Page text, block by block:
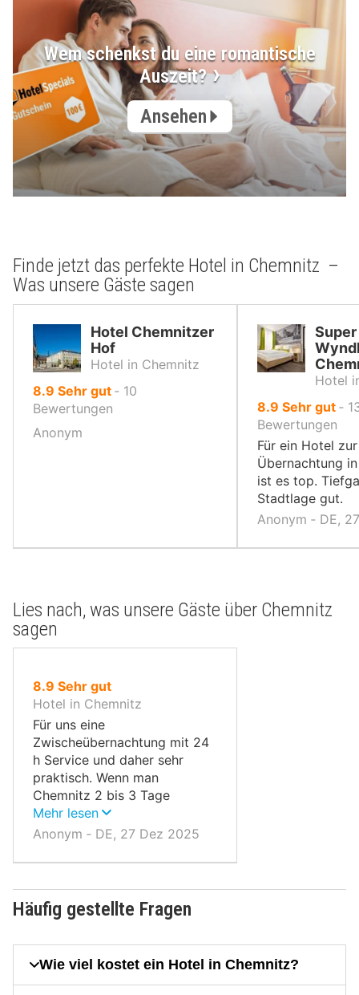
Wem schenkst du eine romantische
Auszeit?
Ansehen
Finde jetzt das perfekte Hotel in Chemnitz –
Was unsere Gäste sagen
Hotel Chemnitzer
Hof
Hotel in Chemnitz
8.9 von
10,
Sehr gut ‐ 10
Bewertungen
Anonym
Hotel
8.9 von
10,
Sehr gut ‐
Bewertungen
Für ein Hotel
Übernachtung
ist es top.
Stadtlage gut.
Anonym ‐ DE,
Lies nach, was unsere Gäste über Chemnitz
sagen
8.9 von
10,
Sehr gut
Hotel in Chemnitz
Für uns eine
Zwischeübernachtung mit 24
h Service und daher sehr
praktisch. Wenn man
Chemnitz 2 bis 3 Tage
besuchen möchte ist es gut.
Mehr lesen
Anonym ‐ DE, 27 Dez 2025
Häufig gestellte Fragen
Wie viel kostet ein Hotel in Chemnitz?